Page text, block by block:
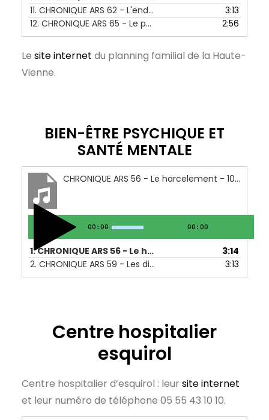
11. CHRONIQUE ARS 62 - L'endométriose - 05 au 09 décembre 2022
3:13
12. CHRONIQUE ARS 65 - Le parcours de soin pour l'endométriose - 26 au 30 décembre 2022 2:56
Le site internet du planning familial de la Haute-
Vienne.
BIEN-ÊTRE PSYCHIQUE ET
SANTÉ MENTALE
CHRONIQUE ARS 56 - Le harcelement - 10 au 14 octobre 2022
00:00 00:00
1.CHRONIQUE ARS 56 - Le harcelement - 10 au 14 octobre 2022
3:14
2. CHRONIQUE ARS 59 - Les dispositifs de lutte contre le harcelement - 24 au 28 octobre 2022 3:13
Centre hospitalier
esquirol
Centre hospitalier d’esquirol : leur site internet
et leur numéro de téléphone 05 55 43 10 10.